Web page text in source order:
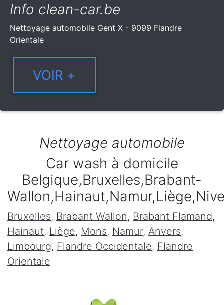
Info clean-car.be
Nettoyage automobile Gent X - 9099 Flandre
Orientale
Nettoyage automobile
Car wash à domicile
Belgique,Bruxelles,Brabant-
Bruxelles, Brabant Wallon, Brabant Flamand,
Hainaut, Liège, Mons, Namur, Anvers,
Limbourg, Flandre Occidentale, Flandre
Orientale